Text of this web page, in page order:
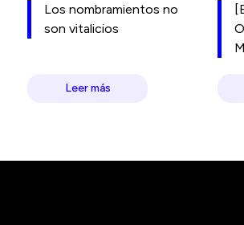
Los nombramientos no
son vitalicios
Leer más